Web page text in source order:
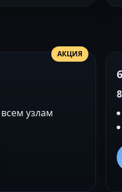
АКЦИЯ
узлам